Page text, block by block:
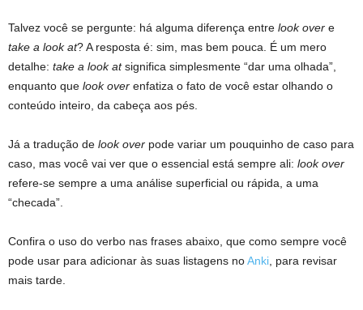
Talvez você se pergunte: há alguma diferença entre look over e
take a look at? A resposta é: sim, mas bem pouca. É um mero
detalhe: take a look atsignifica simplesmente “dar uma olhada”,
enquanto que look over enfatiza o fato de você estar olhando o
conteúdo inteiro, da cabeça aos pés.
Já a tradução de look over pode variar um pouquinho de caso para
caso, mas você vai ver que o essencial está sempre ali: look over
refere-se sempre a uma análise superficial ou rápida, a uma
“checada”.
Confira o uso do verbo nas frases abaixo, que como sempre você
pode usar para adicionar às suas listagens noAnki , para revisar
mais tarde.